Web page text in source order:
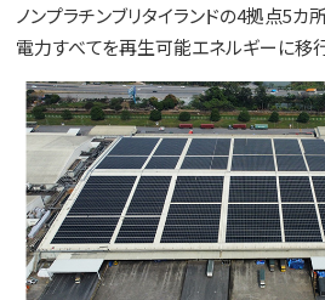
ノンプラチンブリタイランドの4拠点5カ
電力すべてを再生可能エネルギーに移